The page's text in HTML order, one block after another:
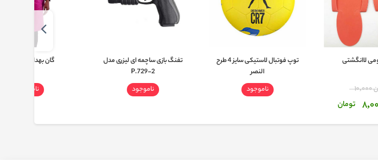
لاانگشتی
تومان
توپ فوتبال لاستیکی سایز 4 طرح
النصر
ناموجود
تفنگ بازی ساچمه ای لیزری مدل
P.729-2
ناموجود
گان بهداشتی پاکیزان
ناموجود